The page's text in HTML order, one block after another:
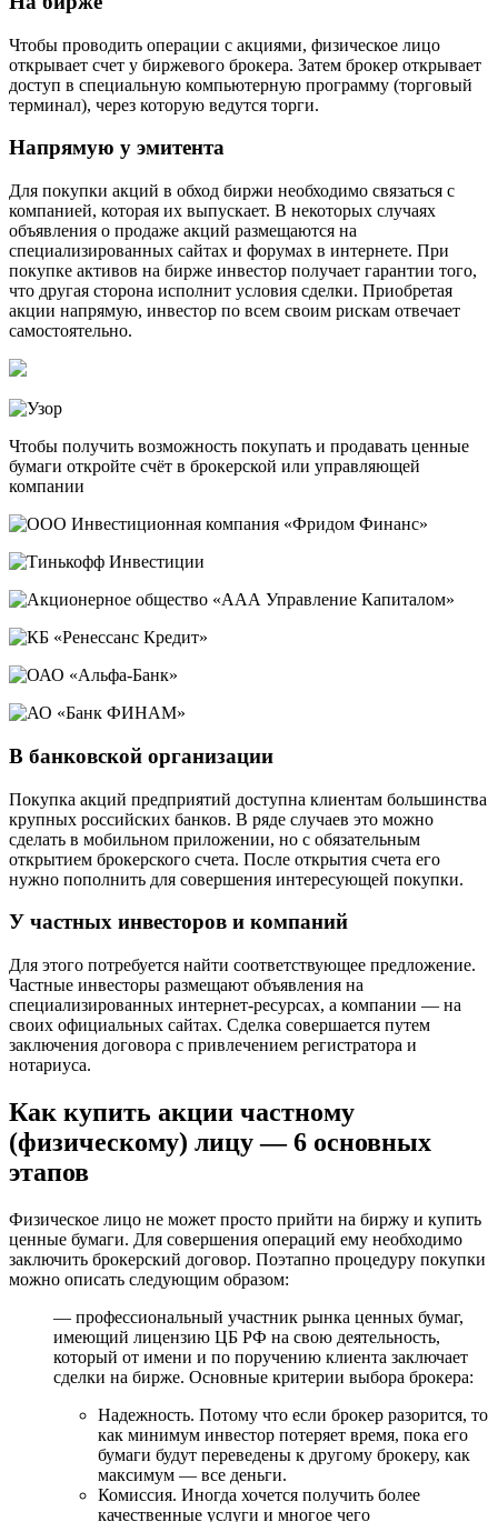
Чтобы проводить операции с акциями, физическое лицо
открывает счет у биржевого брокера. Затем брокер открывает
доступ в специальную компьютерную программу (торговый
терминал), через которую ведутся торги.
Напрямую у эмитента
Для покупки акций в обход биржи необходимо связаться с
компанией, которая их выпускает. В некоторых случаях
объявления о продаже акций размещаются на
специализированных сайтах и форумах в интернете. При
покупке активов на бирже инвестор получает гарантии того,
что другая сторона исполнит условия сделки. Приобретая
акции напрямую, инвестор по всем своим рискам отвечает
самостоятельно.
Чтобы получить возможность покупать и продавать ценные
бумаги откройте счёт в брокерской или управляющей
компании
В банковской организации
Покупка акций предприятий доступна клиентам большинства
крупных российских банков. В ряде случаев это можно
сделать в мобильном приложении, но с обязательным
открытием брокерского счета. После открытия счета его
нужно пополнить для совершения интересующей покупки.
У частных инвесторов и компаний
Для этого потребуется найти соответствующее предложение.
Частные инвесторы размещают объявления на
специализированных интернет-ресурсах, а компании — на
своих официальных сайтах. Сделка совершается путем
заключения договора с привлечением регистратора и
нотариуса.
Как купить акции частному
(физическому) лицу — 6 основных
этапов
Физическое лицо не может просто прийти на биржу и купить
ценные бумаги. Для совершения операций ему необходимо
заключить брокерский договор. Поэтапно процедуру покупки
можно описать следующим образом:
— профессиональный участник рынка ценных бумаг,
имеющий лицензию ЦБ РФ на свою деятельность,
который от имени и по поручению клиента заключает
сделки на бирже. Основные критерии выбора брокера:
Надежность. Потому что если брокер разорится, то
как минимум инвестор потеряет время, пока его
бумаги будут переведены к другому брокеру, как
максимум — все деньги.
Комиссия. Иногда хочется получить более
качественные услуги и многое чего